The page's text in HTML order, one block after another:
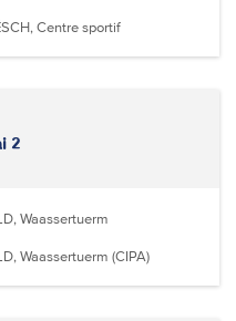
Centre sportif
2
Waassertuerm
Waassertuerm (CIPA)